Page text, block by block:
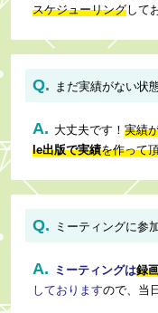
スケジューリングして
Q. まだ実績がない状
A. 大丈夫です！ 実績
le出版で実績を作って
Q. ミーティングに参
A. ミーティングは録
しておりますので、当